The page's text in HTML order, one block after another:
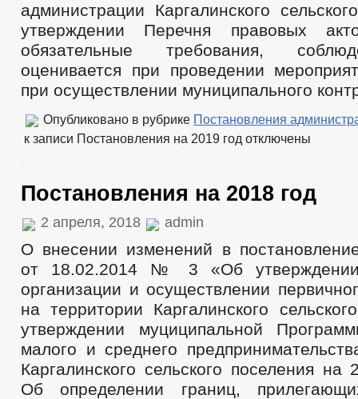
администрации Каргалинского
утверждении Перечня правовых
обязательные требования,
оценивается при проведении
при осуществлении муниципального
Опубликовано в рубрике Постановления
к записи Постановления на 2019 год отключены
Постановления на 2018 год
2 апреля, 2018 admin
О внесении изменений в
от 18.02.2014 № 3 «Об
организации и осуществлении
на территории Каргалинского
утверждении муциципальной
малого и среднего
Каргалинского сельского поселения
Об определении границ,